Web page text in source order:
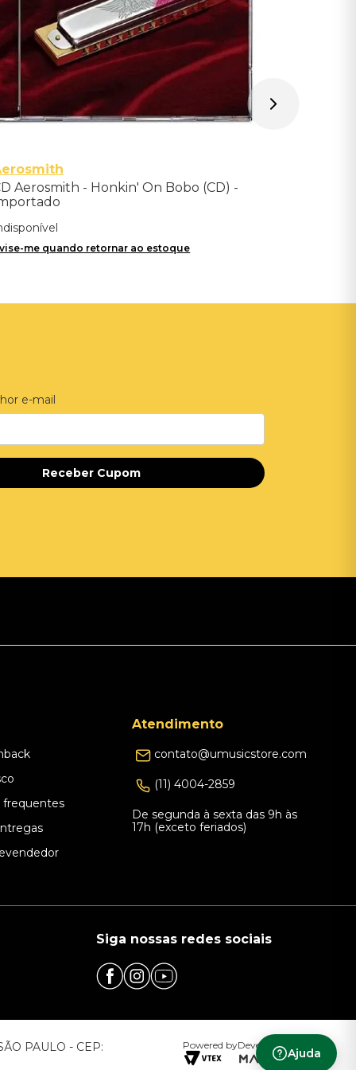
Ajuda
Aerosmith - Honkin' On Bobo (CD) -
me quando retornar ao estoque
e-mail
Receber Cupom
frequentes
Atendimento
contato@umusicstore.com
(11) 4004-2859
De segunda à sexta das 9h às
17h (exceto feriados)
Siga nossas redes sociais
PAULO - CEP:
Powered byDeveloped by